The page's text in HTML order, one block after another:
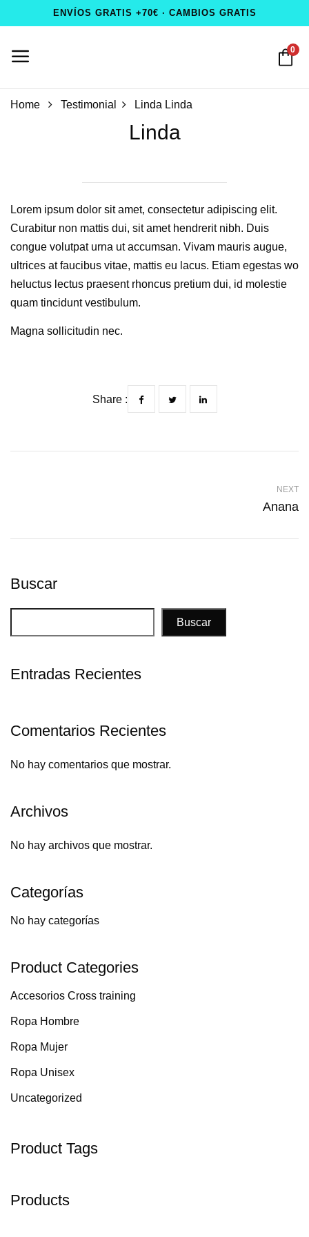
ENVÍOS GRATIS +70€ · CAMBIOS GRATIS
0
Home Testimonial Linda Linda
Linda
Buscar
Buscar
Entradas Recientes
Comentarios Recientes
No hay comentarios que mostrar.
Archivos
No hay archivos que mostrar.
Categorías
No hay categorías
Product Categories
Accesorios Cross training
Ropa Hombre
Ropa Mujer
Ropa Unisex
Uncategorized
Product Tags
Products
Lorem ipsum dolor sit amet, consectetur adipiscing elit.
Curabitur non mattis dui, sit amet hendrerit nibh. Duis
congue volutpat urna ut accumsan. Vivam mauris augue,
ultrices at faucibus vitae, mattis eu lacus. Etiam egestas wo
heluctus lectus praesent rhoncus pretium dui, id molestie
quam tincidunt vestibulum.
Magna sollicitudin nec.
Share :
NEXT
Anana